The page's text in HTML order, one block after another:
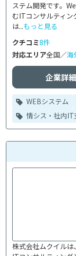
ステム開発です。
むITコンサルティ
は...もっと見る
クチコミ8件
対応エリア全国／海
企業詳細
WEBシステム
情シス・社内IT
株式会社ムクイルは